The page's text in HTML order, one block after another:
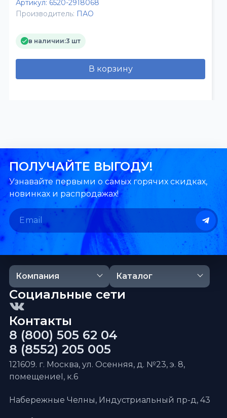
Артикул: 6520-2918068
Производитель: ПАО
в наличии:3 шт
В корзину
ПОЛУЧАЙТЕ ВЫГОДУ!
Узнавайте первыми о самых горячих скидках,
новинках и распродажах!
Компания Каталог
Контакты
8 (800) 505 62 04
8 (8552) 205 005
121609. г. Москва, ул. Осенняя, д. №23, э. 8,
помещениеI, к.6
Набережные Челны, Индустриальный пр-д, 43
Социальные сети